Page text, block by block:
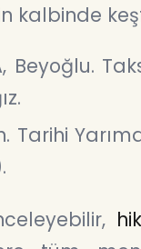
kalbinde
Tarihi